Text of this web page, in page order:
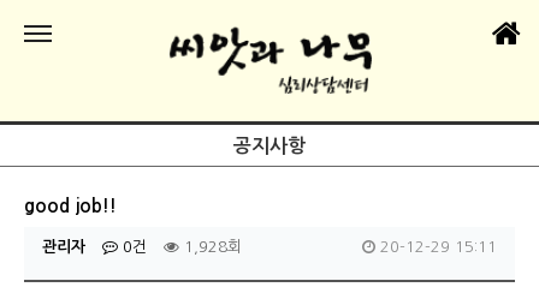
공지사항
good job!!
관리자 0건 1,928회 20-12-29 15:11